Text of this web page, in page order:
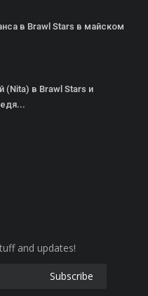
в Brawl Stars в майском
(Nita) в Brawl Stars и
and updates!